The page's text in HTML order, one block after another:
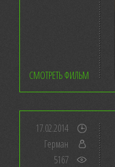
СМОТРЕТЬ ФИЛЬМ
17.02.2014
Герман
5167